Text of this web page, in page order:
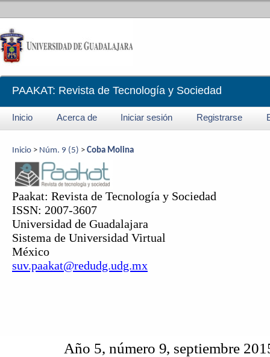
PAAKAT: Revista de Tecnología y Sociedad
Inicio Acerca de Iniciar sesión Registrarse
Inicio > Núm. 9 (5) > Coba Molina
Paakat: Revista de Tecnología y Sociedad
ISSN: 2007-3607
Universidad de Guadalajara
Sistema de Universidad Virtual
México
suv.paakat@redudg.udg.mx
Año 5, número 9, septiembre